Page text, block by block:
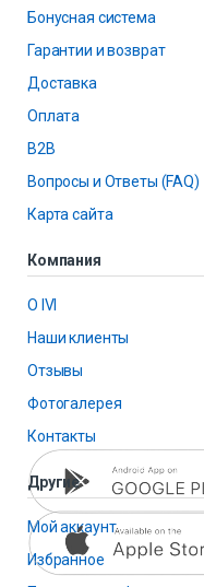
Бонусная система
Гарантии и возврат
Доставка
Оплата
B2B
Вопросы и Ответы (FAQ)
Карта сайта
Компания
О IVI
Наши клиенты
Отзывы
Фотогалерея
Контакты
Другие
Мой аккаунт
Избранное